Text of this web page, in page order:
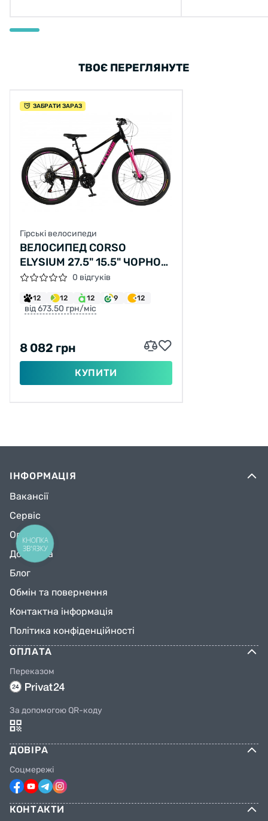
ТВОЄ ПЕРЕГЛЯНУТЕ
ЗАБРАТИ ЗАРАЗ
Гірські велосипеди
ВЕЛОСИПЕД CORSO
ELYSIUM 27.5" 15.5" ЧОРНО-
РОЖЕВИЙ0 відгуків
12 12 12 9 12
від 673.50 грн/міс
8 082 грн
КУПИТИ
ІНФОРМАЦІЯ
Вакансії
Сервіс
Оплата
Доставка
Блог
Обмін та повернення
Контактна інформація
Політика конфіденційності
ОПЛАТА
Переказом
За допомогою QR-коду
ДОВІРА
Соцмережі
КОНТАКТИ
КНОПКА
ЗВ'ЯЗКУ